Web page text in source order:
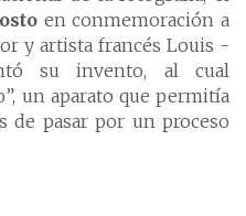
en conmemoración a
y artista francés Louis -
su invento, al cual
un aparato que permitía
de pasar por un proceso